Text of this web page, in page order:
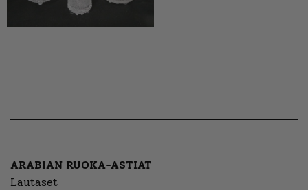
ARABIAN RUOKA-ASTIAT
Lautaset